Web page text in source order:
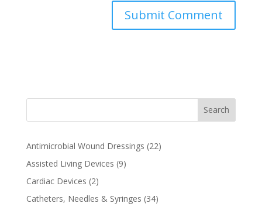
i
:
Search
Antimicrobial Wound Dressings 2222
Assisted Living Devices 99
Cardiac Devices 22
products
Catheters, Needles & Syringes 3434